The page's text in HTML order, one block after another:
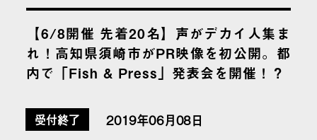
【6/8開催 先着20名】声がデカイ人集ま
れ！高知県須崎市がPR映像を初公開。都
内で「Fish & Press」発表会を開催！？
受付終了
2019年06月08日